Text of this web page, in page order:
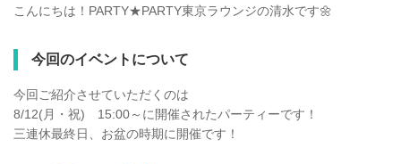
こんにちは！PARTY★PARTY東京ラウンジの清水です🌼
今回のイベントについて
今回ご紹介させていただくのは
8/12(月・祝) 15:00～に開催されたパーティーです！
三連休最終日、お盆の時期に開催です！